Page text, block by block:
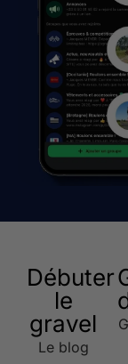
Débuter
le
gravel
Le blog